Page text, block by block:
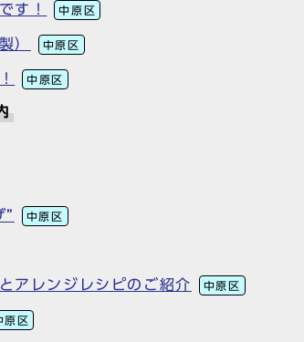
す！ 中原区
） 中原区
中原区
” 中原区
アレンジレシピのご紹介 中原区
原区